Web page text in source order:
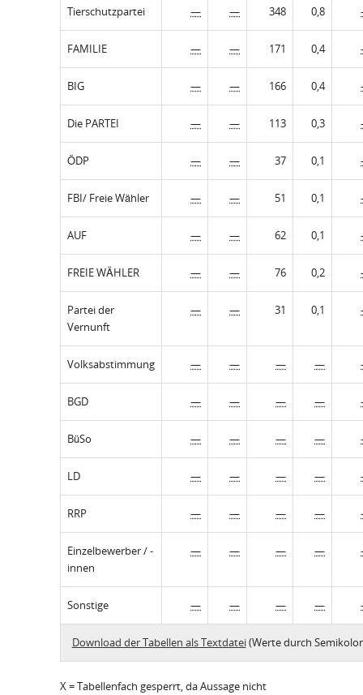
Tierschutzpartei — — 348 0,8
FAMILIE — — 171 0,4
BIG — — 166 0,4
Die PARTEI — — 113 0,3
ÖDP — — 37 0,1
FBI/ Freie Wähler — — 51 0,1
AUF — — 62 0,1
FREIE WÄHLER — — 76 0,2
Partei der
Vernunft
— — 31 0,1
Volksabstimmung — — — —
BGD — — — —
BüSo — — — —
LD — — — —
RRP — — — —
Einzelbewerber / -
innen
— — — —
Sonstige — — — —
Download der Tabellen als Textdatei(Werte durch
X = Tabellenfach gesperrt, da Aussage nicht